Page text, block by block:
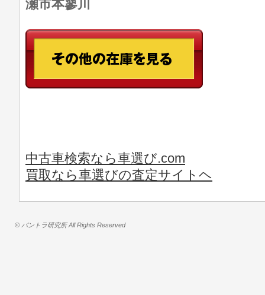
瀬市本蓼川
中古車検索なら車選び.com
買取なら車選びの査定サイトヘ
© バントラ研究所 All Rights Reserved